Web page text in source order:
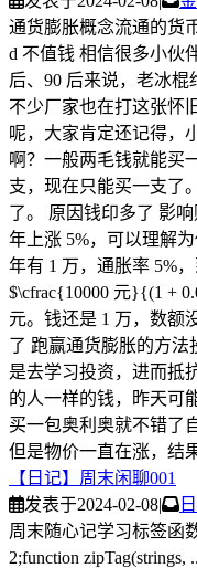
通货膨胀概念流通的货
d 不值钱 相信很多小伙
后、90 后来说，老冰
不少厂家也在打这张怀
呢，大家肯定还记得，
啊？一般两毛钱就能买
支，现在只能买一支了
了。 原因钱印多了 影
年上涨 5%，可以理解
年有 1 万，通胀率 5%
$\cfrac{10000 元}{(1 +
元。钱还是 1 万，数额
了 跑赢通货膨胀的方
是去学习投资，进而抵
的人一样的钱，昨天可
买一包奥利奥就不错了
但是物价一直在涨，结
【日记】周末闲聊001
发表于2024-02-08|
周末随心记学习标签函
2;function zipTag(strings,